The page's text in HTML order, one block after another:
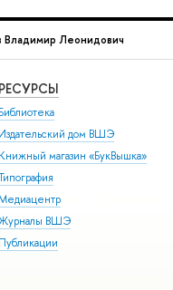
Владимир Леонидович
РЕСУРСЫ
Библиотека
Издательский дом ВШЭ
Книжный магазин «БукВышка»
ВШЭ
Публикации